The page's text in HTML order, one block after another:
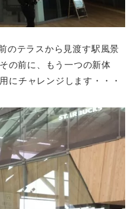
のテラスから見渡す駅風景
の前に、もう一つの新体
にチャレンジします・・・